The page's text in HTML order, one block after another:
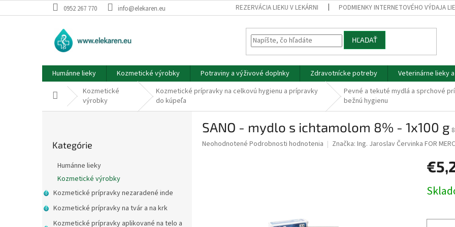
na
0952 267 770 info@elekaren.eu REZERVÁCIA LIEKU V LEKÁRNI PODMIENKY INTERNETOVÉHO VÝDAJA
HĽADAŤ
Humánne lieky Kozmetické výrobky Potraviny a výživové doplnky Zdravotnícke potreby Veterinárne lieky
DomovKozmetické
výrobky
Kozmetické prípravky na celkovú hygienu a prípravky
do kúpeľa
Pevné a tekuté mydlá a sprchové
bežnú hygienu
n
e
kategórie
Kategórie
Humánne lieky
Kozmetické výrobky
Kozmetické prípravky nezaradené inde
Kozmetické prípravky na tvár a na krk
Kozmetické prípravky aplikované na telo a
SANO - mydlo s ichtamolom 8% - 1x100 g
Priemerné
Neohodnotené Podrobnosti hodnotenia Značka: Ing. Jaroslav Červinka FOR
cena: